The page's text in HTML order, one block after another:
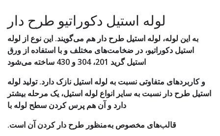
لوله استیل دکوراتیو طرح دار
به این لوله، لوله استیل طرح دار هم می‌گویند. این نوع از لوله
استیل دکوراتیو، در ضخامت‌های مختلف و با استفاده از ورق
استیل گرید 201، 304 و 430 ساخته می‌شود
و کاربردهای متفاوتی نسبت به لوله استیل نازک دارد. تولید لوله
استیل طرح دار نسبت به سایر انواع لوله استیل، یک مرحله بیشتر
دارد و آن هم پرس کردن سطح لوله با
قالب‌های مخصوص به‌منظور طرح دار کردن آن است.